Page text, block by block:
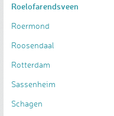
Roelofarendsveen
Roermond
Roosendaal
Rotterdam
Sassenheim
Schagen